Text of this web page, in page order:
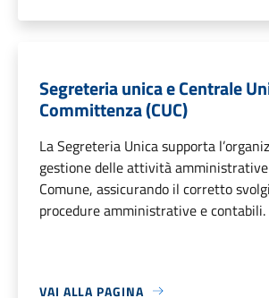
Segreteria unica e Centrale
Committenza (CUC)
La Segreteria Unica supporta
gestione delle attività
Comune, assicurando il corretto
procedure amministrative e contabili.
VAI ALLA PAGINA